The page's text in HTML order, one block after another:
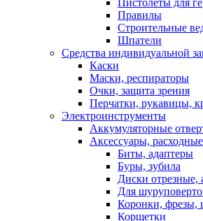
Правилы
Строительные
Шпатели
Средства индивидуальной
Каски
Маски, респираторы
Очки, защита зрения
Перчатки, рукавицы,
Электроинструменты
Аккумуляторные
Аксессуары,
Биты, адаптеры
Буры, зубила
Диски отрезные,
Для
Коронки, фрезы,
Корщетки